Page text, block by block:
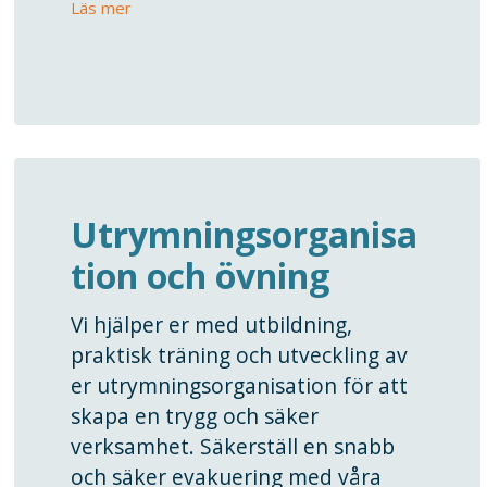
Läs mer
Utrymningsorganisa
tion och övning
Vi hjälper er med utbildning,
praktisk träning och utveckling av
er utrymningsorganisation för att
skapa en trygg och säker
verksamhet. Säkerställ en snabb
och säker evakuering med våra